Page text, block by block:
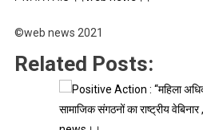
©web news 2021
Related Posts: